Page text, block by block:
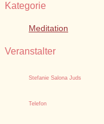
Kategorie
Meditation
Veranstalter
Stefanie Salona Juds
Telefon